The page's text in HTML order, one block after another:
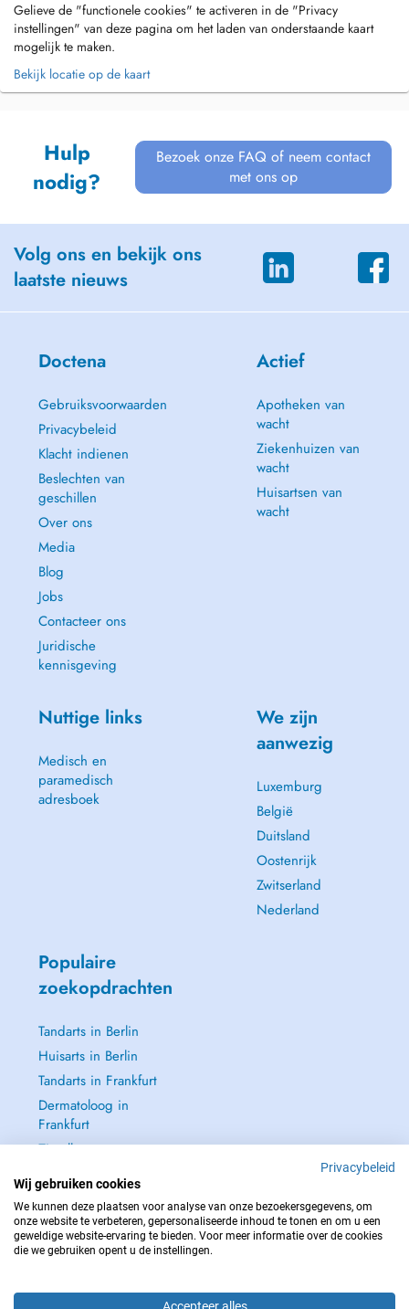
Gelieve de "functionele cookies" te activeren in de "Privacy
instellingen" van deze pagina om het laden van onderstaande kaart
mogelijk te maken.
Bekijk locatie op de kaart
Hulp
nodig?
Bezoek onze FAQ of neem contact
met ons op
Volg ons en bekijk ons
laatste nieuws
Doctena
Gebruiksvoorwaarden
Privacybeleid
Klacht indienen
Beslechten van
geschillen
Over ons
Media
Blog
Jobs
Contacteer ons
Juridische
kennisgeving
Actief
Apotheken van
wacht
Ziekenhuizen van
wacht
Huisartsen van
wacht
Nuttige links
Medisch en
paramedisch
adresboek
We zijn
aanwezig
Luxemburg
België
Duitsland
Oostenrijk
Zwitserland
Nederland
Populaire
zoekopdrachten
Tandarts in Berlin
Huisarts in Berlin
Tandarts in Frankfurt
Dermatoloog in
Frankfurt
Zie alle →
NEEM IN GEVAL VAN NOOD CONTACT OP MET : 112
Privacybeleid
Wij gebruiken cookies
We kunnen deze plaatsen voor analyse van onze bezoekersgegevens, om
onze website te verbeteren, gepersonaliseerde inhoud te tonen en om u een
geweldige website-ervaring te bieden. Voor meer informatie over de cookies
die we gebruiken opent u de instellingen.